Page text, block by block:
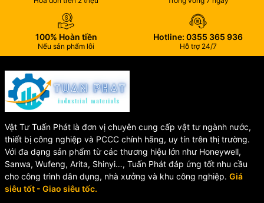
Chế tạo từ gang cầu chất lượng cao EN-GJS-500 hoặc
FCD450-10.
Chịu áp lực tốt, độ bền cơ học cao.
2️⃣ Nắp Kẹp
Giúp cố định đường ống chắc chắn.
Tăng độ kín khít khi vận hành.
3️⃣ Gioăng Cao Su EPDM
Đảm bảo chống rò rỉ hiệu quả.
Chịu áp lực và môi trường nước tốt.
4️⃣ Bulong Liên Kết
100% Hoàn tiền
Nếu sản phẩm lỗi
Hotline: 0355 365 936
Hỗ trợ 24/7
Vật Tư Tuấn Phát là đơn vị chuyên cung cấp vật tư ngành nước,
thiết bị công nghiệp và PCCC chính hãng, uy tín trên thị trường.
Với đa dạng sản phẩm từ các thương hiệu lớn như Honeywell,
Sanwa, Wufeng, Arita, Shinyi…, Tuấn Phát đáp ứng tốt nhu cầu
cho công trình dân dụng, nhà xưởng và khu công nghiệp. Giá
siêu tốt - Giao siêu tốc.